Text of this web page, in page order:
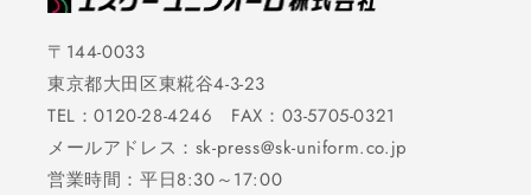
〒144-0033
東京都大田区東糀谷4-3-23
TEL：0120-28-4246 FAX：03-5705-0321
メールアドレス：sk-press@sk-uniform.co.jp
営業時間：平日8:30～17:00